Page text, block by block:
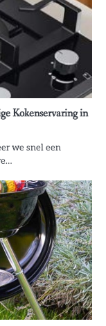
Kokenservaring in
we snel een